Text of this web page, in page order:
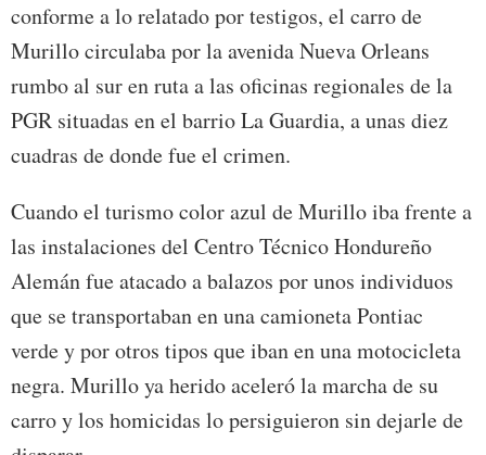
conforme a lo relatado por testigos, el carro de
Murillo circulaba por la avenida Nueva Orleans
rumbo al sur en ruta a las oficinas regionales de la
PGR situadas en el barrio La Guardia, a unas diez
cuadras de donde fue el crimen.
Cuando el turismo color azul de Murillo iba frente a
las instalaciones del Centro Técnico Hondureño
Alemán fue atacado a balazos por unos individuos
que se transportaban en una camioneta Pontiac
verde y por otros tipos que iban en una motocicleta
negra. Murillo ya herido aceleró la marcha de su
carro y los homicidas lo persiguieron sin dejarle de